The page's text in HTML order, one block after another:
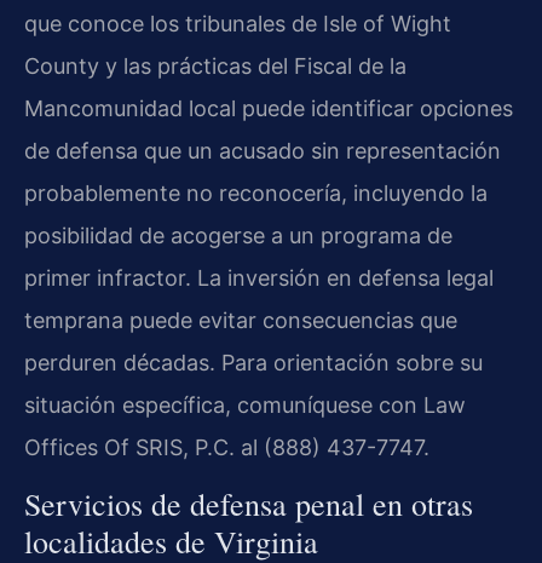
que conoce los tribunales de Isle of Wight
County y las prácticas del Fiscal de la
Mancomunidad local puede identificar opciones
de defensa que un acusado sin representación
probablemente no reconocería, incluyendo la
posibilidad de acogerse a un programa de
primer infractor. La inversión en defensa legal
temprana puede evitar consecuencias que
perduren décadas. Para orientación sobre su
situación específica, comuníquese con Law
Offices Of SRIS, P.C. al (888) 437-7747.
Servicios de defensa penal en otras
localidades de Virginia